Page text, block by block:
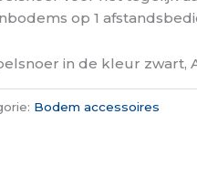
op 1
in de kleur zwart,
Bodem accessoires